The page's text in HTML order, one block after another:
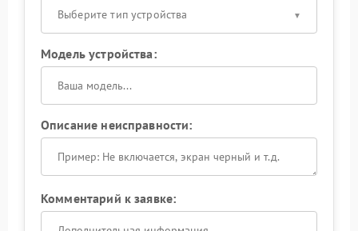
Выберите тип устройства
Модель устройства:
Описание неисправности:
Комментарий к заявке: